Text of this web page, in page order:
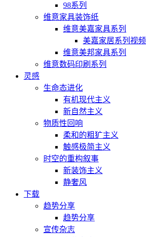
98系列
维意家具装饰纸
维意美嘉家具系列
美嘉家居系列视频
维意美邦家具系列
维意数码印刷系列
灵感
生命态进化
有机现代主义
新自然主义
物质性回响
柔和的粗犷主义
触感极简主义
时空的重构叙事
新装饰主义
静奢风
下载
趋势分享
趋势分享
宣传杂志